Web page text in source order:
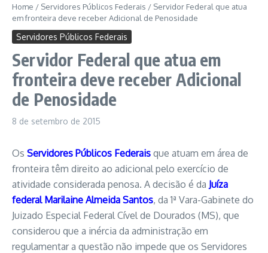
Home / Servidores Públicos Federais / Servidor Federal que atua
em fronteira deve receber Adicional de Penosidade
Servidores Públicos Federais
Servidor Federal que atua em
fronteira deve receber Adicional
de Penosidade
8 de setembro de 2015
Os Servidores Públicos Federais que atuam em área de
fronteira têm direito ao adicional pelo exercício de
atividade considerada penosa. A decisão é da Juíza
federal Marilaine Almeida Santos, da 1ª Vara-Gabinete do
Juizado Especial Federal Cível de Dourados (MS), que
considerou que a inércia da administração em
regulamentar a questão não impede que os Servidores